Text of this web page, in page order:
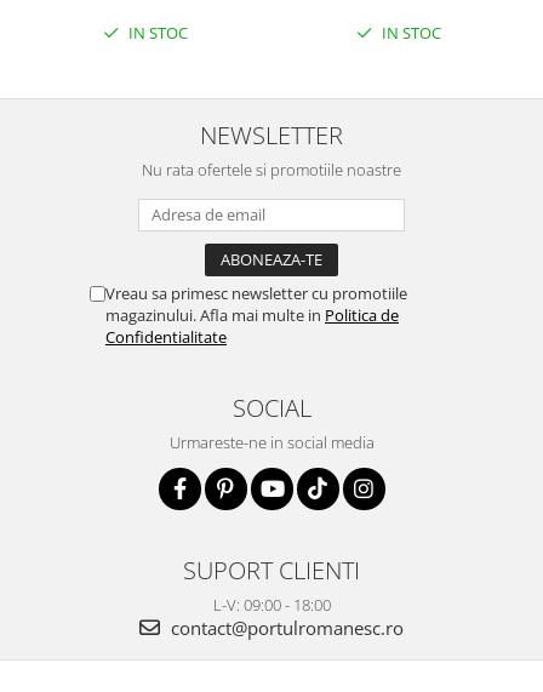
IN STOC IN STOC
NEWSLETTER
Nu rata ofertele si promotiile noastre
Vreau sa primesc newsletter cu promotiile
magazinului. Afla mai multe in Politica de
Confidentialitate
SOCIAL
Urmareste-ne in social media
SUPORT CLIENTI
L-V: 09:00 - 18:00
contact@portulromanesc.ro